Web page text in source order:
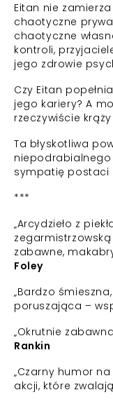
Eitan nie
chaotyczne
chaotyczne
kontroli,
jego zdrowie
Czy Eitan
jego kariery? A
rzeczywiście
Ta błyskotliwa
sympatię postaci
***
„Arcydzieło z
zabawne,
Foley
„Bardzo
poruszająca –
„Okrutnie
Rankin
„Czarny humor
akcji, które